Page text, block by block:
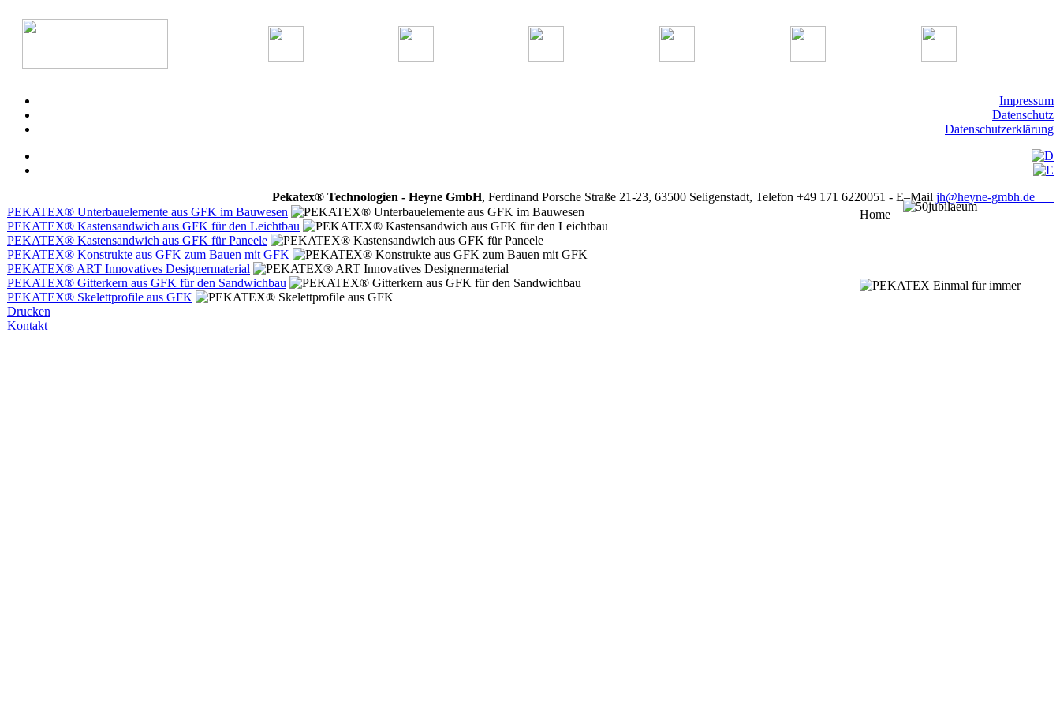
Impressum
Datenschutz
Datenschutzerklärung
Pekatex® Technologien - Heyne GmbH, Ferdinand Porsche Straße 21-23, 63500 Seligenstadt, Telefon +49 171 6220051 - E–Mail jh@heyne-gmbh.de
PEKATEX® Unterbauelemente aus GFK im Bauwesen
PEKATEX® Kastensandwich aus GFK für den Leichtbau
PEKATEX® Kastensandwich aus GFK für Paneele
PEKATEX® Konstrukte aus GFK zum Bauen mit GFK
PEKATEX® ART Innovatives Designermaterial
PEKATEX® Gitterkern aus GFK für den Sandwichbau
PEKATEX® Skelettprofile aus GFK
Drucken
Kontakt
Home